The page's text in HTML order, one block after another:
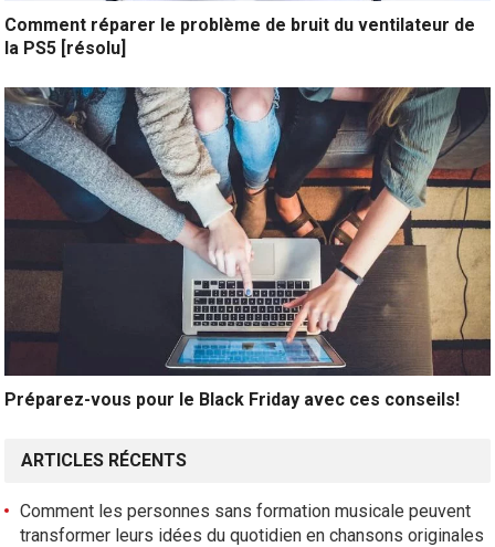
Comment réparer le problème de bruit du ventilateur de
la PS5 [résolu]
Préparez-vous pour le Black Friday avec ces conseils!
ARTICLES RÉCENTS
Comment les personnes sans formation musicale peuvent
transformer leurs idées du quotidien en chansons originales